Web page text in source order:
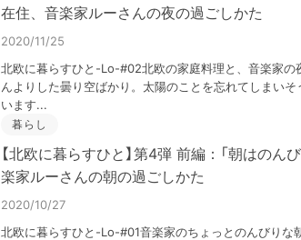
在住、音楽家ルーさんの夜の過ごしかた
2020/11/25
北欧に暮らすひと-Lo-#02北欧の家庭料理と、音楽家の
んよりした曇り空ばかり。太陽のことを忘れてしまい
います...
暮らし
【北欧に暮らすひと】第4弾 前編：「朝はのん
楽家ルーさんの朝の過ごしかた
2020/10/27
北欧に暮らすひと-Lo-#01音楽家のちょっとのんびりな